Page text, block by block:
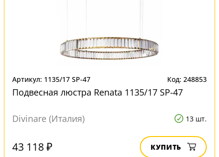
Артикул: 1135/17 SP-47 Код: 248853
Подвесная люстра Renata 1135/17 SP-47
Divinare (Италия) 13 шт.
43 118 ₽ КУПИТЬ